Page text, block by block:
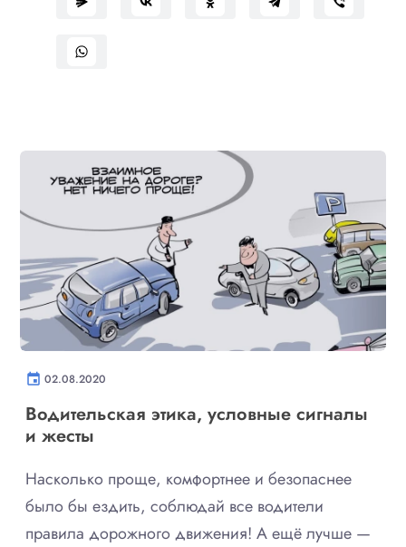
event 02.08.2020
Водительская этика, условные сигналы
и жесты
Насколько проще, комфортнее и безопаснее
было бы ездить, соблюдай все водители
правила дорожного движения! А ещё лучше —